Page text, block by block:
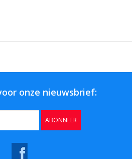
onze nieuwsbrief:
ABONNEER